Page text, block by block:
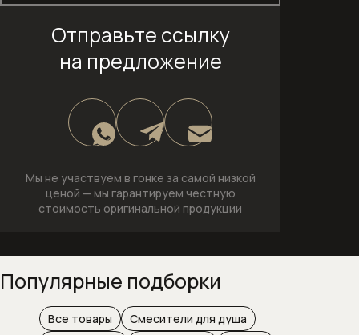
Пылесосы серии Guard
Соло кофемашины
Стеклокерамические варочные
Стиральные машины
Сушильные машины
Техника для кухни
Отправьте ссылку
на предложение
Мы не участвуем в гонке за самой низкой
ценой — мы гарантируем честную
стоимость оригинальной продукции
Популярные подборки
Все товары
Смесители для душа